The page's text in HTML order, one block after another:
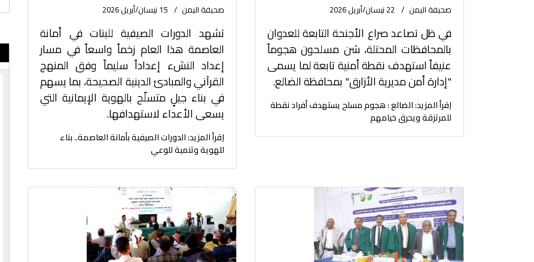
صحيفة اليمن 22 نيسان/أبريل 2026
في ظل تصاعد صراع الأجنحة التابعة للعدوان
بالمحافظات المحتلة، شن مسلحون هجوماً
عنيفاً استهدف نقطة أمنية تابعة لما يسمى
"إدارة أمن مديرية الأزارق" بمحافظة الضالع.
اِقرأ المزيد: الضالع : هجوم مسلح يستهدف أفراد نقطة
للمرتزقة ويحرق خيامهم
صحيفة اليمن 15 نيسان/أبريل 2026
تشهد الدورات الصيفية للبنات في أمانة
العاصمة هذا العام زخماً واسعاً في مسار
إعداد النشء إعداداً سليماً وفق المنهج
القرآني والمبادئ الدينية الصحيحة، بما يسهم
في بناء جيلٍ متسلّح بالهوية الإيمانية التي
يسعى الأعداء لاستهدافها.
اِقرأ المزيد: الدورات الصيفية بأمانة العاصمة.. بناء
للهوية وتنمية للوعي